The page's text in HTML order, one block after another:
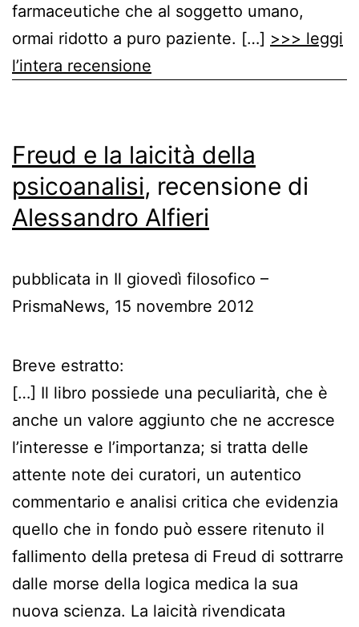
farmaceutiche che al soggetto umano,
ormai ridotto a puro paziente. […] >>> leggi
l’intera recensione
Freud e la laicità della
psicoanalisi, recensione di
Alessandro Alfieri
pubblicata in Il giovedì filosofico –
PrismaNews, 15 novembre 2012
Breve estratto:
[…] Il libro possiede una peculiarità, che è
anche un valore aggiunto che ne accresce
l’interesse e l’importanza; si tratta delle
attente note dei curatori, un autentico
commentario e analisi critica che evidenzia
quello che in fondo può essere ritenuto il
fallimento della pretesa di Freud di sottrarre
dalle morse della logica medica la sua
nuova scienza. La laicità rivendicata